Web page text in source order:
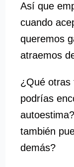
Así que
cuando
queremos
atraemos
¿Qué otras
podrías
también
demás?